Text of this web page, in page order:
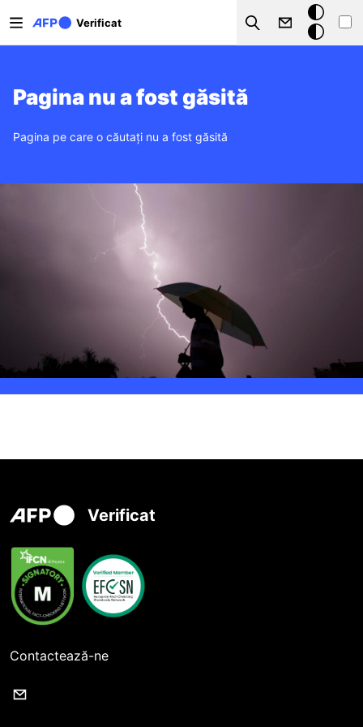
Verificat
Search
Modul
întunecat
Pagina nu a fost găsită
Pagina pe care o căutați nu a fost găsită
Verificat
Contactează-ne